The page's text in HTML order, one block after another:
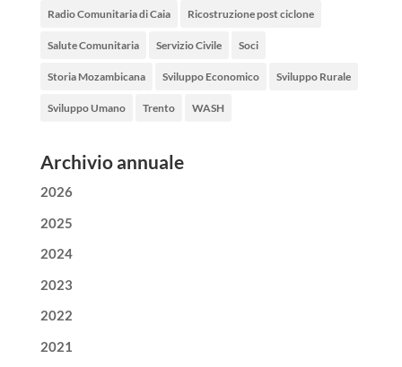
Radio Comunitaria di Caia Ricostruzione post ciclone
Salute Comunitaria Servizio Civile Soci
Storia Mozambicana Sviluppo Economico Sviluppo Rurale
Sviluppo Umano Trento WASH
Archivio annuale
2026
2025
2024
2023
2022
2021